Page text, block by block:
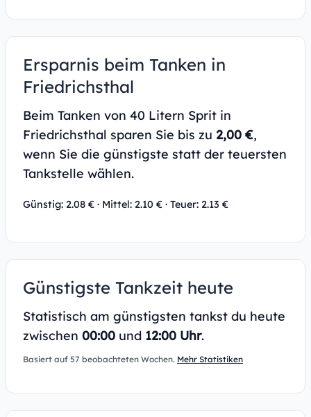
Ersparnis beim Tanken in
Friedrichsthal
Beim Tanken von 40 Litern Sprit in
Friedrichsthal sparen Sie bis zu 2,00 €,
wenn Sie die günstigste statt der teuersten
Tankstelle wählen.
Günstig: 2.08 € · Mittel: 2.10 € · Teuer: 2.13 €
Günstigste Tankzeit heute
Statistisch am günstigsten tankst du heute
zwischen 00:00 und 12:00 Uhr.
Basiert auf 57 beobachteten Wochen. Mehr Statistiken